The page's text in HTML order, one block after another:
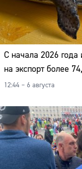
С начала 2026
на экспорт более
12:44 – 6 августа